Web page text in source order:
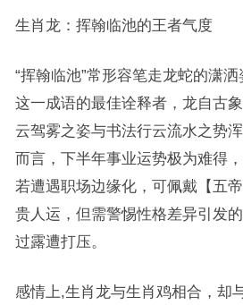
生肖龙：挥翰临池的王者气度
“挥翰临池”常形容笔走龙蛇的潇
这一成语的最佳诠释者，龙自古
云驾雾之姿与书法行云流水之势
而言，下半年事业运势极为难得
若遭遇职场边缘化，可佩戴【五
贵人运，但需警惕性格差异引发
过露遭打压。
感情上,生肖龙与生肖鸡相合，却